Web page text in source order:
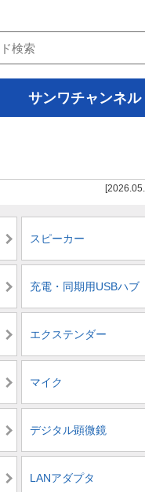
サンワチャンネル
スピーカー
充電・同期用USBハブ
エクステンダー
マイク
デジタル顕微鏡
LANアダプタ